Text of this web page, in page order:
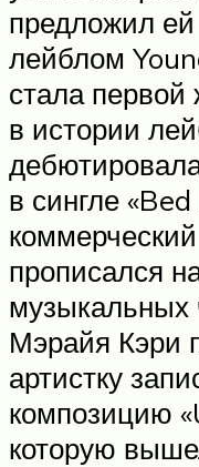
предложил ей
лейблом
стала
в истории
в сингле
прописался
музыкальных
Мэрайя Кэри
артистку
композицию
которую